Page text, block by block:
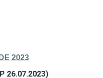
2023
26.07.2023)